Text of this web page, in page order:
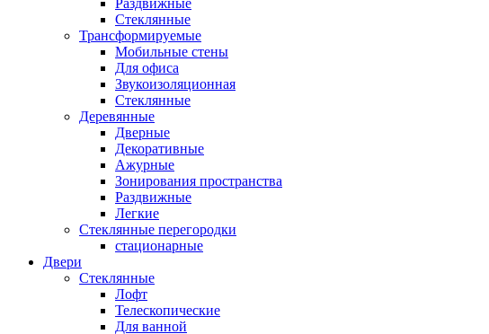
Раздвижные
Стеклянные
Трансформируемые
Мобильные стены
Для офиса
Звукоизоляционная
Стеклянные
Деревянные
Дверные
Декоративные
Ажурные
Зонирования пространства
Раздвижные
Легкие
Стеклянные перегородки
стационарные
Двери
Стеклянные
Лофт
Телескопические
Для ванной